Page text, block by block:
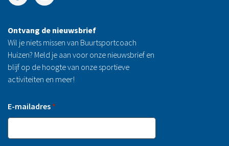
Ontvang de nieuwsbrief
Wil je niets missen van Buurtsportcoach
Huizen? Meld je aan voor onze nieuwsbrief en
blijf op de hoogte van onze sportieve
activiteiten en meer!
E-mailadres *